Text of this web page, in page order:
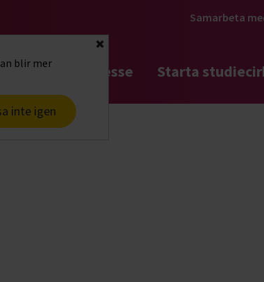
blir mer
inte igen
Stäng
Samarbeta
Hitta intresse Starta